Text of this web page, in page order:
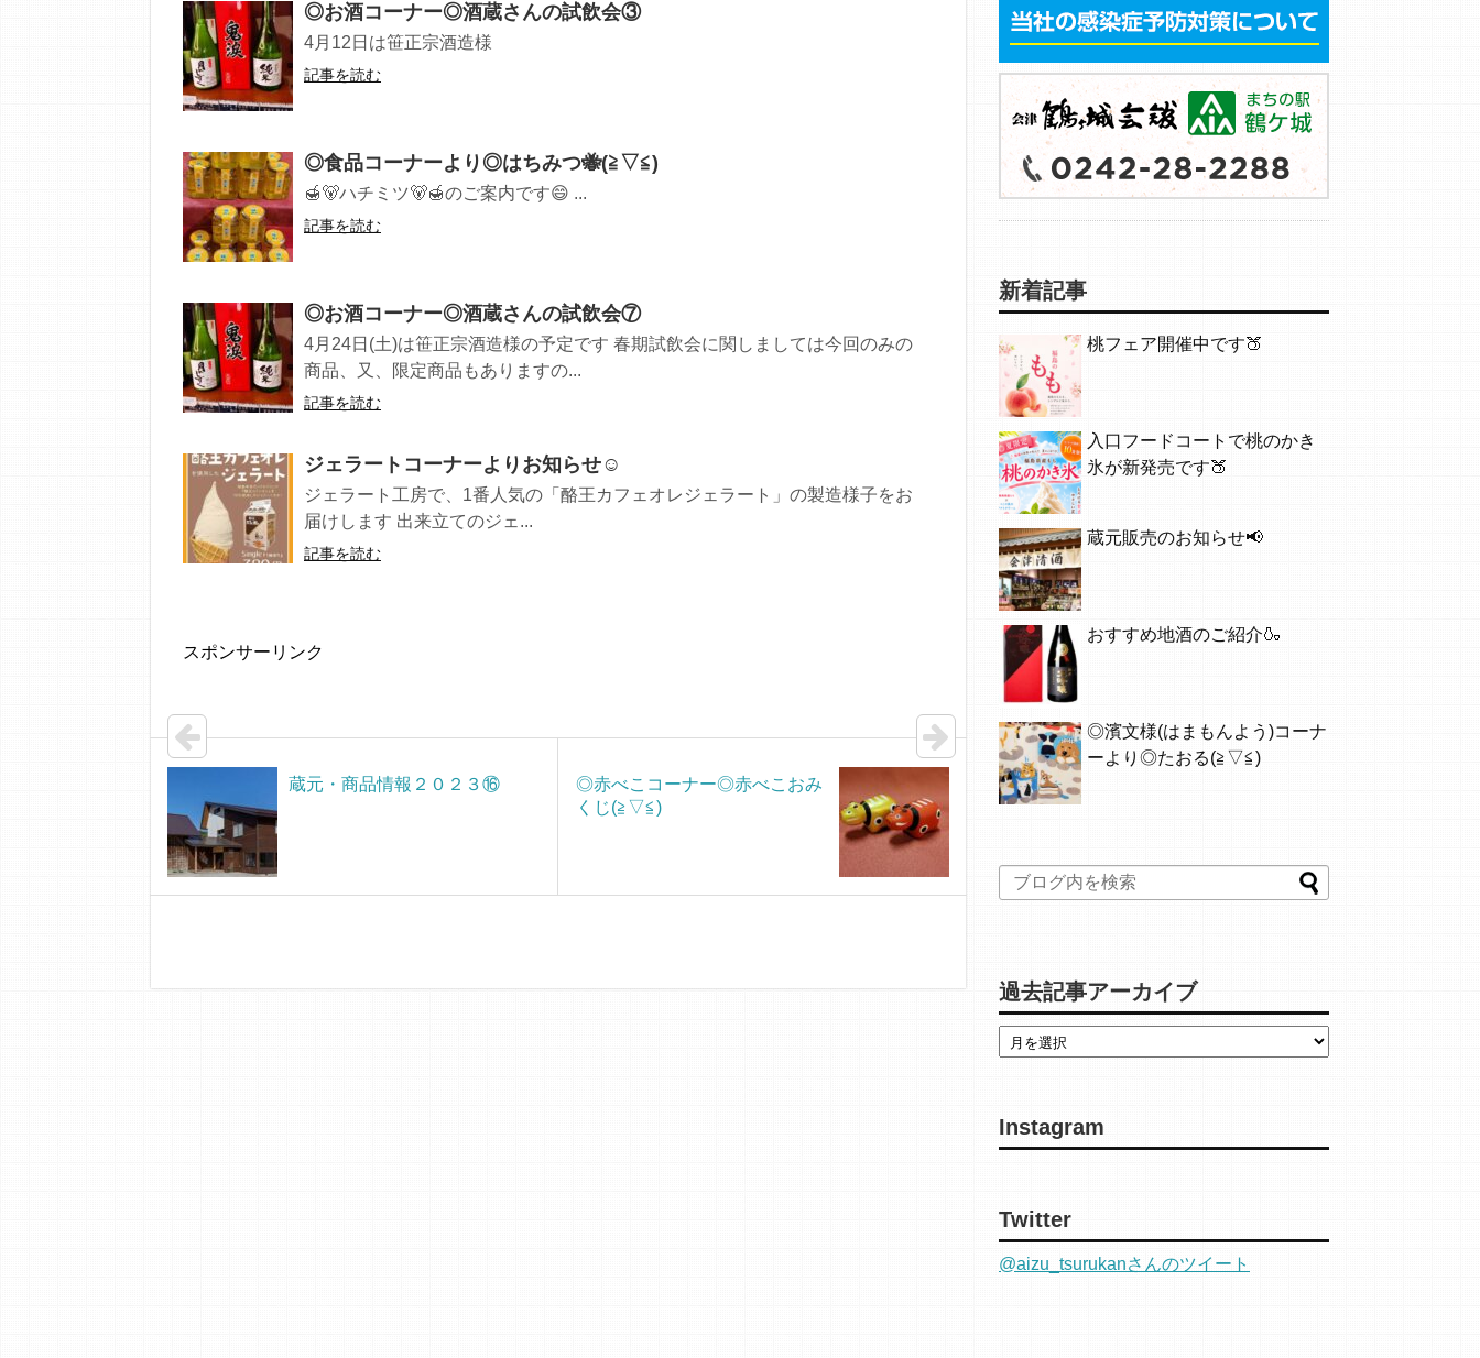
◎お酒コーナー◎酒蔵さんの試飲会③
4月12日は笹正宗酒造様
記事を読む
◎食品コーナーより◎はちみつ🐝(≧▽≦)
🍯🐻ハチミツ🐻🍯のご案内です😄 ...
記事を読む
◎お酒コーナー◎酒蔵さんの試飲会⑦
4月24日(土)は笹正宗酒造様の予定です 春期試飲会に関しましては今回のみの
商品、又、限定商品もありますの...
記事を読む
ジェラートコーナーよりお知らせ☺
ジェラート工房で、1番人気の「酪王カフェオレジェラート」の製造様子をお
届けします 出来立てのジェ...
記事を読む
スポンサーリンク
蔵元・商品情報２０２３⑯
◎赤べこコーナー◎赤べこおみ
くじ(≧▽≦)
新着記事
桃フェア開催中です🍑
入口フードコートで桃のかき
氷が新発売です🍑
蔵元販売のお知らせ📢
おすすめ地酒のご紹介🍶
◎濱文様(はまもんよう)コーナ
ーより◎たおる(≧▽≦)
過去記事アーカイブ
Instagram
Twitter
@aizu_tsurukanさんのツイート